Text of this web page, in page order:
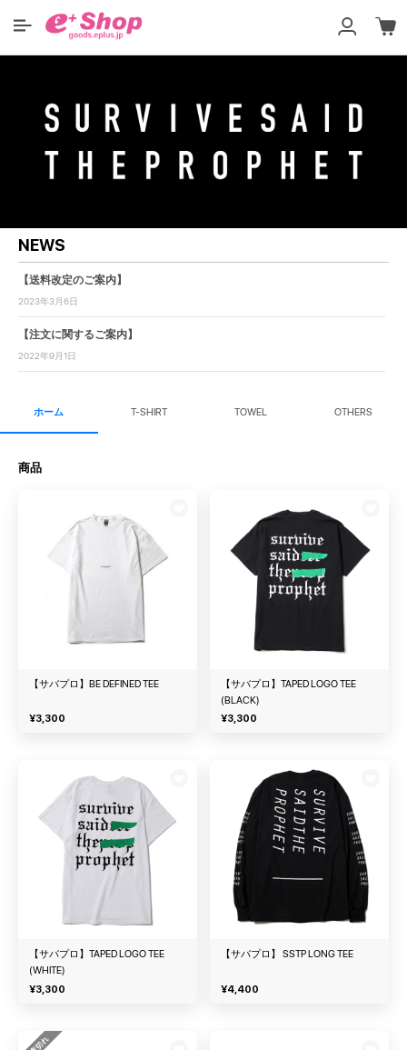
NEWS
【送料改定のご案内】
2023年3月6日
【注文に関するご案内】
2022年9月1日
ホーム T-SHIRT TOWEL OTHERS
商品
【サバプロ】BE DEFINED TEE
¥3,300
【サバプロ】TAPED LOGO TEE
(BLACK)
¥3,300
【サバプロ】TAPED LOGO TEE
(WHITE)
¥3,300
【サバプロ】 SSTP LONG TEE
¥4,400